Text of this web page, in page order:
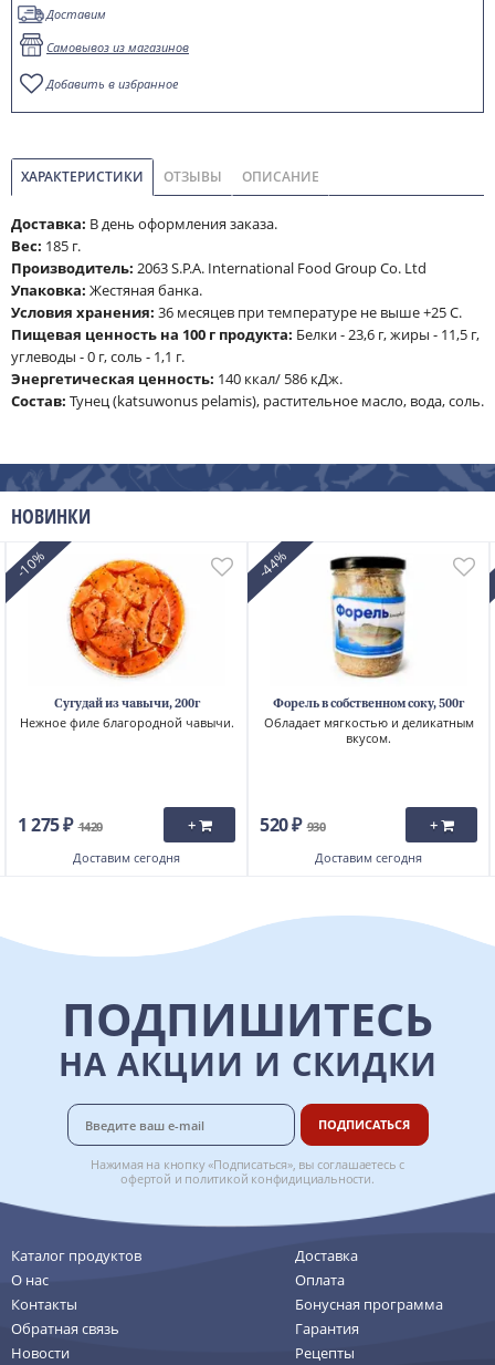
Доставим
Самовывоз из магазинов
Добавить в избранное
ХАРАКТЕРИСТИКИ ОТЗЫВЫ ОПИСАНИЕ
Доставка: В день оформления заказа.
Вес: 185 г.
Производитель: 2063 S.P.A. International Food Group Co. Ltd
Упаковка: Жестяная банка.
Условия хранения: 36 месяцев при температуре не выше +25 С.
Пищевая ценность на 100 г продукта: Белки - 23,6 г, жиры - 11,5 г,
углеводы - 0 г, соль - 1,1 г.
Энергетическая ценность: 140 ккал/ 586 кДж.
Cостав: Тунец (katsuwonus pelamis), растительное масло, вода, соль.
НОВИНКИ
-10%
Сугудай из чавычи, 200г
Нежное филе благородной чавычи.
1 275 ₽ 1420 +
Доставим сегодня
-44%
Форель в собственном соку, 500г
Обладает мягкостью и деликатным
вкусом.
520 ₽ 930 +
Доставим сегодня
ПОДПИШИТЕСЬ
НА АКЦИИ И СКИДКИ
ПОДПИСАТЬСЯ
Нажимая на кнопку «Подписаться», вы соглашаетесь с
офертой и политикой конфидициальности.
Каталог продуктов
О нас
Контакты
Обратная связь
Новости
Доставка
Оплата
Бонусная программа
Гарантия
Рецепты